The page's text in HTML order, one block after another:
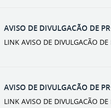
AVISO DE DIVULGACÃO DE
LINK AVISO DE DIVULGACÃO
AVISO DE DIVULGACÃO DE
LINK AVISO DE DIVULGACÃO